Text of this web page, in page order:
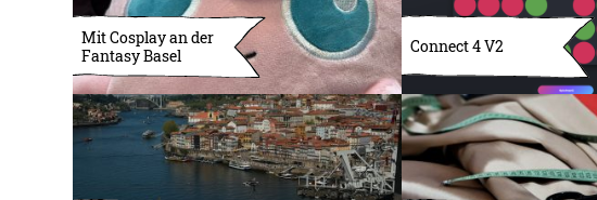
Mit Cosplay an der
Fantasy Basel
Connect 4 V2